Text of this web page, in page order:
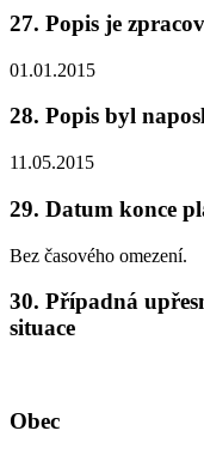
27. Popis je
01.01.2015
28. Popis byl
11.05.2015
29. Datum konce
Bez časového omezení.
30. Případná
situace
Obec